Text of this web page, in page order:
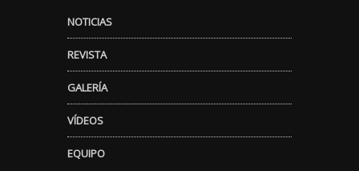
NOTICIAS
REVISTA
GALERÍA
VÍDEOS
EQUIPO